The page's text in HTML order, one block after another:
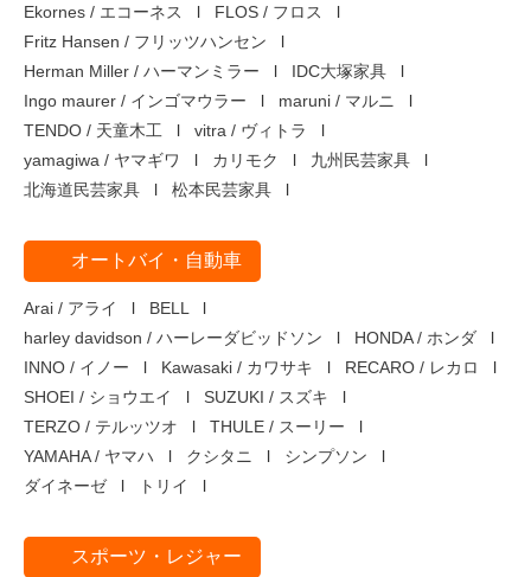
Ekornes / エコーネス
FLOS / フロス
Fritz Hansen / フリッツハンセン
Herman Miller / ハーマンミラー
IDC大塚家具
Ingo maurer / インゴマウラー
maruni / マルニ
TENDO / 天童木工
vitra / ヴィトラ
yamagiwa / ヤマギワ
カリモク
九州民芸家具
北海道民芸家具
松本民芸家具
オートバイ・自動車
Arai / アライ
BELL
harley davidson / ハーレーダビッドソン
HONDA / ホンダ
INNO / イノー
Kawasaki / カワサキ
RECARO / レカロ
SHOEI / ショウエイ
SUZUKI / スズキ
TERZO / テルッツオ
THULE / スーリー
YAMAHA / ヤマハ
クシタニ
シンプソン
ダイネーゼ
トリイ
スポーツ・レジャー